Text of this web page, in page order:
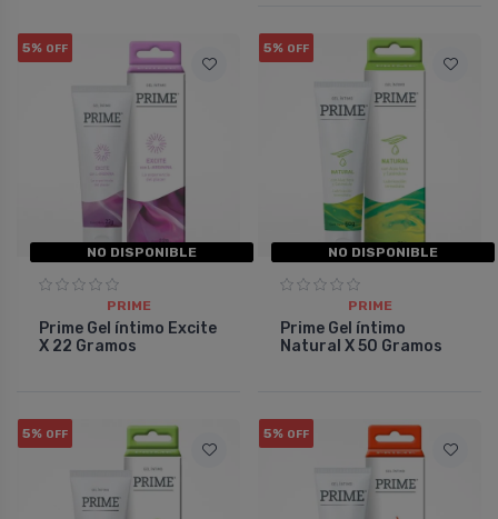
5% OFF
NO DISPONIBLE
PRIME
Prime Gel íntimo Excite
X 22 Gramos
5% OFF
NO DISPONIBLE
PRIME
Prime Gel íntimo
Natural X 50 Gramos
5% OFF 5% OFF